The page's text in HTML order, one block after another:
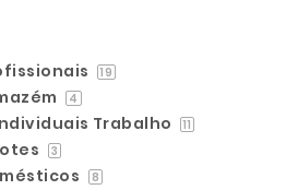
19
4
Trabalho 11
3
8